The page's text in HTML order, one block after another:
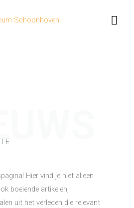
Hier vind je niet alleen
boeiende artikelen,
uit het verleden die relevant